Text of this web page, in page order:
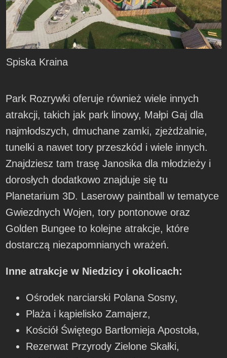
Spiska Kraina
Park Rozrywki oferuje również wiele innych
atrakcji, takich jak park linowy, Małpi Gaj dla
najmłodszych, dmuchane zamki, zjeżdżalnie,
tunelki a nawet tory przeszkód i wiele innych.
Znajdziesz tam trasę Janosika dla młodzieży i
dorosłych dodatkowo znajduje się tu
Planetarium 3D. Laserowy paintball w tematyce
Gwiezdnych Wojen, tory pontonowe oraz
Golden Bungee to kolejne atrakcje, które
dostarczą niezapomnianych wrażeń.
Inne atrakcje w Niedzicy i okolicach:
Ośrodek narciarski Polana Sosny,
Plaża i kąpielisko Zamajerz,
Kościół Świętego Bartłomieja Apostoła,
Rezerwat Przyrody Zielone Skałki,